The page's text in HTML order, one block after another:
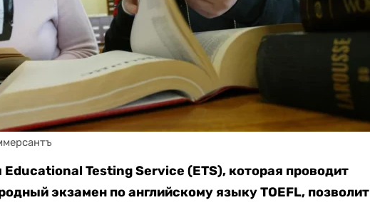
Educational Testing Service (ETS), которая проводит
экзамен по английскому языку TOEFL, позволит